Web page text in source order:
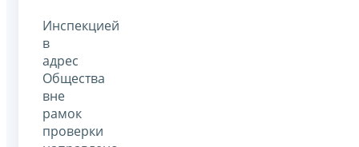
Инспекцией
в
адрес
Общества
вне
рамок
проверки